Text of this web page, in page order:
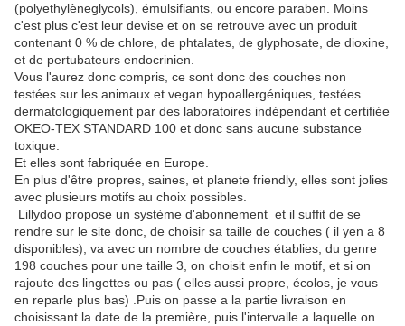
(polyethylèneglycols), émulsifiants, ou encore paraben. Moins
c'est plus c'est leur devise et on se retrouve avec un produit
contenant 0 % de chlore, de phtalates, de glyphosate, de dioxine,
et de pertubateurs endocrinien.
Vous l'aurez donc compris, ce sont donc des couches non
testées sur les animaux et vegan.hypoallergéniques, testées
dermatologiquement par des laboratoires indépendant et certifiée
OKEO-TEX STANDARD 100 et donc sans aucune substance
toxique.
Et elles sont fabriquée en Europe.
En plus d'être propres, saines, et planete friendly, elles sont jolies
avec plusieurs motifs au choix possibles.
Lillydoo propose un système d'abonnement et il suffit de se
rendre sur le site donc, de choisir sa taille de couches ( il yen a 8
disponibles), va avec un nombre de couches établies, du genre
198 couches pour une taille 3, on choisit enfin le motif, et si on
rajoute des lingettes ou pas ( elles aussi propre, écolos, je vous
en reparle plus bas) .Puis on passe a la partie livraison en
choisissant la date de la première, puis l'intervalle a laquelle on